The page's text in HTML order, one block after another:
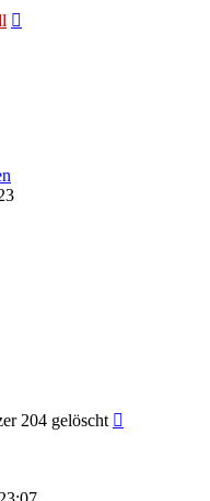
204 gelöscht